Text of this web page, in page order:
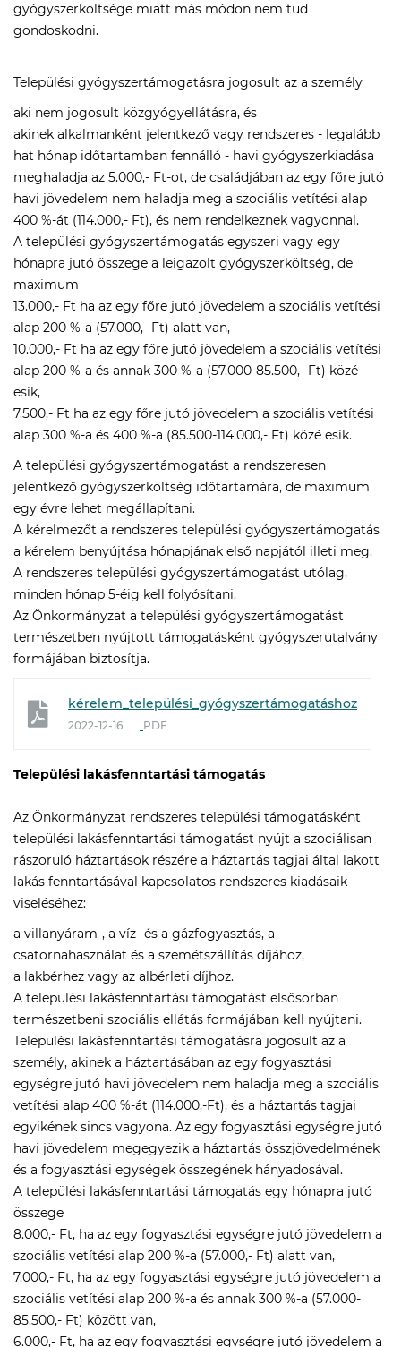
gyógyszerköltsége miatt más módon nem tud
gondoskodni.
Települési gyógyszertámogatásra jogosult az a személy
aki nem jogosult közgyógyellátásra, és
akinek alkalmanként jelentkező vagy rendszeres - legalább
hat hónap időtartamban fennálló - havi gyógyszerkiadása
meghaladja az 5.000,- Ft-ot, de családjában az egy főre jutó
havi jövedelem nem haladja meg a szociális vetítési alap
400 %-át (114.000,- Ft), és nem rendelkeznek vagyonnal.
A települési gyógyszertámogatás egyszeri vagy egy
hónapra jutó összege a leigazolt gyógyszerköltség, de
maximum
13.000,- Ft ha az egy főre jutó jövedelem a szociális vetítési
alap 200 %-a (57.000,- Ft) alatt van,
10.000,- Ft ha az egy főre jutó jövedelem a szociális vetítési
alap 200 %-a és annak 300 %-a (57.000-85.500,- Ft) közé
esik,
7.500,- Ft ha az egy főre jutó jövedelem a szociális vetítési
alap 300 %-a és 400 %-a (85.500-114.000,- Ft) közé esik.
A települési gyógyszertámogatást a rendszeresen
jelentkező gyógyszerköltség időtartamára, de maximum
egy évre lehet megállapítani.
A kérelmezőt a rendszeres települési gyógyszertámogatás
a kérelem benyújtása hónapjának első napjától illeti meg.
A rendszeres települési gyógyszertámogatást utólag,
minden hónap 5-éig kell folyósítani.
Az Önkormányzat a települési gyógyszertámogatást
természetben nyújtott támogatásként gyógyszerutalvány
formájában biztosítja.
kérelem_települési_gyógyszertámogatáshoz
2022-12-16 PDF
Települési lakásfenntartási támogatás
Az Önkormányzat rendszeres települési támogatásként
települési lakásfenntartási támogatást nyújt a szociálisan
rászoruló háztartások részére a háztartás tagjai által lakott
lakás fenntartásával kapcsolatos rendszeres kiadásaik
viseléséhez:
a villanyáram-, a víz- és a gázfogyasztás, a
csatornahasználat és a szemétszállítás díjához,
a lakbérhez vagy az albérleti díjhoz.
A települési lakásfenntartási támogatást elsősorban
természetbeni szociális ellátás formájában kell nyújtani.
Települési lakásfenntartási támogatásra jogosult az a
személy, akinek a háztartásában az egy fogyasztási
egységre jutó havi jövedelem nem haladja meg a szociális
vetítési alap 400 %-át (114.000,-Ft), és a háztartás tagjai
egyikének sincs vagyona. Az egy fogyasztási egységre jutó
havi jövedelem megegyezik a háztartás összjövedelmének
és a fogyasztási egységek összegének hányadosával.
A települési lakásfenntartási támogatás egy hónapra jutó
összege
8.000,- Ft, ha az egy fogyasztási egységre jutó jövedelem a
szociális vetítési alap 200 %-a (57.000,- Ft) alatt van,
7.000,- Ft, ha az egy fogyasztási egységre jutó jövedelem a
szociális vetítési alap 200 %-a és annak 300 %-a (57.000-
85.500,- Ft) között van,
6.000,- Ft, ha az egy fogyasztási egységre jutó jövedelem a